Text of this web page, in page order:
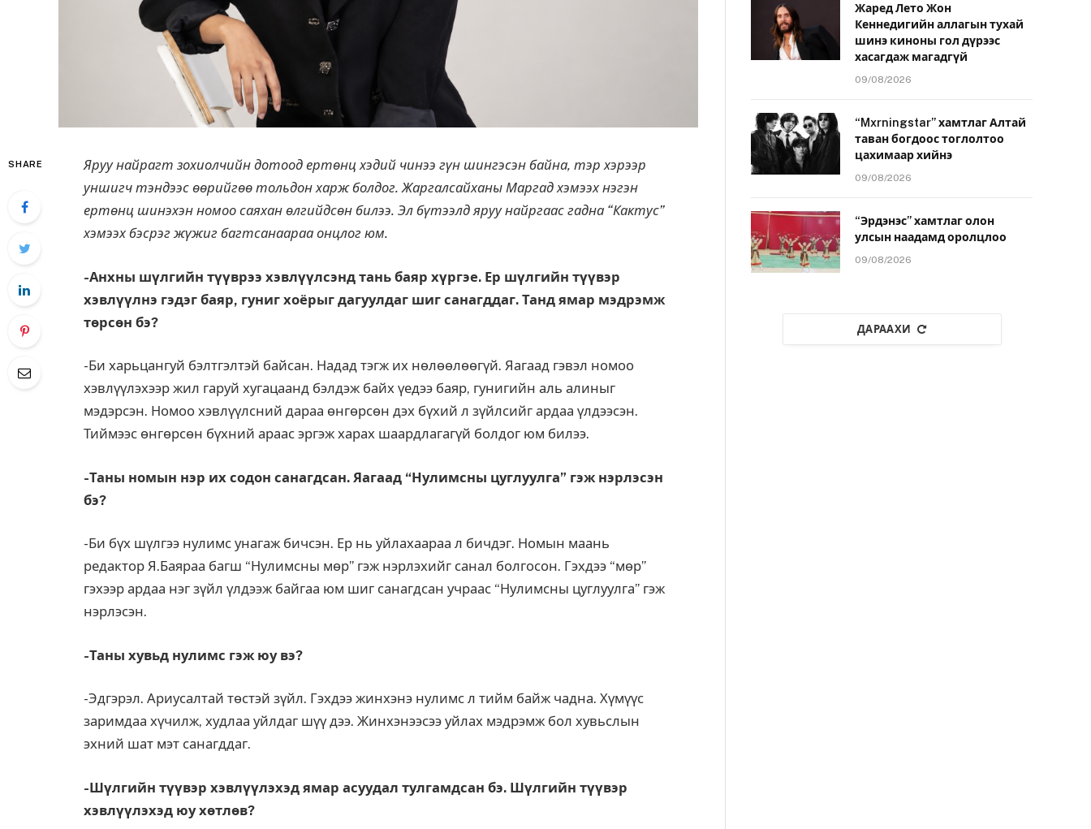
SHARE
Яруу найрагт зохиолчийн дотоод ертөнц хэдий чинээ гүн шингэсэн байна, тэр хэрээр
уншигч тэндээс өөрийгөө тольдон харж болдог. Жаргалсайханы Маргад хэмээх нэгэн
ертөнц шинэхэн номоо саяхан өлгийдсөн билээ. Эл бүтээлд яруу найргаас гадна “Кактус”
хэмээх бэсрэг жүжиг багтсанаараа онцлог юм.
-Анхны шүлгийн түүврээ хэвлүүлсэнд тань баяр хүргэе. Ер шүлгийн түүвэр
хэвлүүлнэ гэдэг баяр, гуниг хоёрыг дагуулдаг шиг санагддаг. Танд ямар мэдрэмж
төрсөн бэ?
-Би харьцангуй бэлтгэлтэй байсан. Надад тэгж их нөлөөлөөгүй. Яагаад гэвэл номоо
хэвлүүлэхээр жил гаруй хугацаанд бэлдэж байх үедээ баяр, гунигийн аль алиныг
мэдэрсэн. Номоо хэвлүүлсний дараа өнгөрсөн дэх бүхий л зүйлсийг ардаа үлдээсэн.
Тиймээс өнгөрсөн бүхний араас эргэж харах шаардлагагүй болдог юм билээ.
-Таны номын нэр их содон санагдсан. Яагаад “Нулимсны цуглуулга” гэж нэрлэсэн
бэ?
-Би бүх шүлгээ нулимс унагаж бичсэн. Ер нь уйлахаараа л бичдэг. Номын маань
редактор Я.Баяраа багш “Нулимсны мөр” гэж нэрлэхийг санал болгосон. Гэхдээ “мөр”
гэхээр ардаа нэг зүйл үлдээж байгаа юм шиг санагдсан учраас “Нулимсны цуглуулга” гэж
нэрлэсэн.
-Таны хувьд нулимс гэж юу вэ?
-Эдгэрэл. Ариусалтай төстэй зүйл. Гэхдээ жинхэнэ нулимс л тийм байж чадна. Хүмүүс
заримдаа хүчилж, худлаа уйлдаг шүү дээ. Жинхэнээсээ уйлах мэдрэмж бол хувьслын
эхний шат мэт санагддаг.
-Шүлгийн түүвэр хэвлүүлэхэд ямар асуудал тулгамдсан бэ. Шүлгийн түүвэр
хэвлүүлэхэд юу хөтлөв?
Жаред Лето Жон
Кеннедигийн аллагын тухай
шинэ киноны гол дүрээс
хасагдаж магадгүй
09/08/2026
“Mxrningstar” хамтлаг Алтай
таван богдоос тоглолтоо
цахимаар хийнэ
09/08/2026
“Эрдэнэс” хамтлаг олон
улсын наадамд оролцлоо
09/08/2026
ДАРААХИ